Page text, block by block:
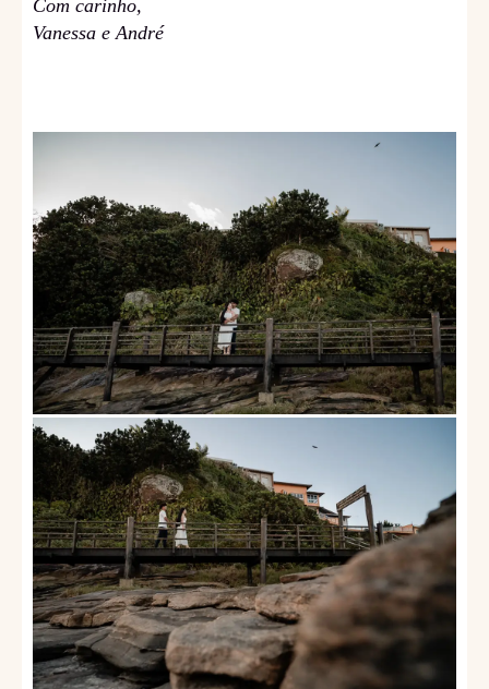
Com carinho,
Vanessa e André